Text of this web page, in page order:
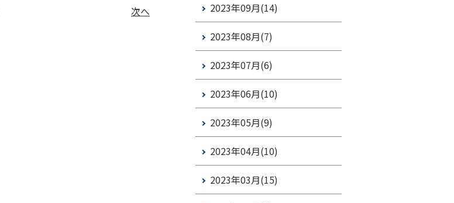
次へ 2023年09月(14)
2023年08月(7)
2023年07月(6)
2023年06月(10)
2023年05月(9)
2023年04月(10)
2023年03月(15)